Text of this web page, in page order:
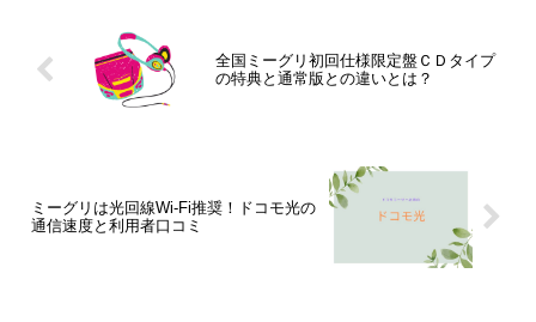
全国ミーグリ初回仕様限定盤ＣＤタイプ
の特典と通常版との違いとは？
ミーグリは光回線Wi-Fi推奨！ドコモ光の
通信速度と利用者口コミ